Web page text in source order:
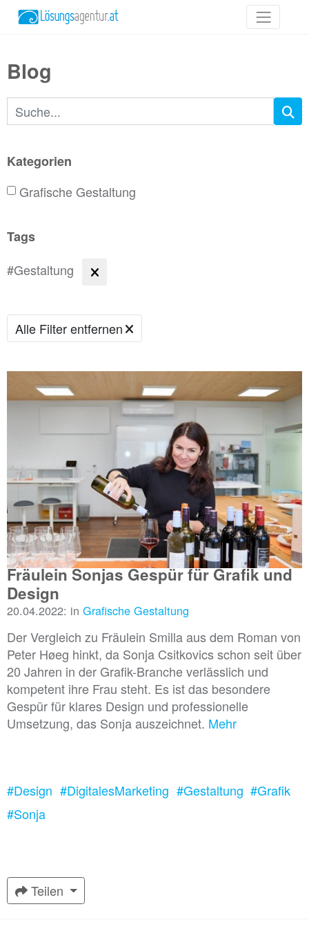
Blog
Suchbegriffe
Kategorien
Grafische Gestaltung
Tags
#Gestaltung
Alle Filter entfernen
Fräulein Sonjas Gespür für Grafik und
Design
20.04.2022: in Grafische Gestaltung
Der Vergleich zu Fräulein Smilla aus dem Roman von
Peter Høeg hinkt, da Sonja Csitkovics schon seit über
20 Jahren in der Grafik-Branche verlässlich und
kompetent ihre Frau steht. Es ist das besondere
Gespür für klares Design und professionelle
Umsetzung, das Sonja auszeichnet. Mehr
#Design #DigitalesMarketing #Gestaltung #Grafik
#Sonja
Teilen